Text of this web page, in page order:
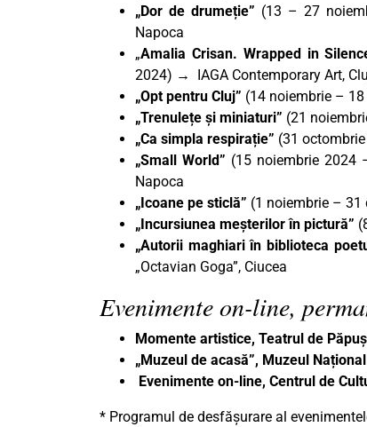
„Dor de drumeție” (13 – 27
Napoca
„Amalia Crisan. Wrapped in
2024) →
IAGA Contemporary Art,
„Opt pentru Cluj” (14 noiembrie –
„Trenulețe și miniaturi” (21
„Ca simpla respirație” (31
„Small World” (15 noiembrie 2024
Napoca
„Icoane pe sticlă” (1 noiembrie –
„Incursiunea meșterilor în pictură”
„Autorii maghiari în biblioteca
„Octavian Goga”, Ciucea
Evenimente on-line,
Momente artistice, Teatrul de
„Muzeul de acasă”, Muzeul
Evenimente on-line, Centrul de
* Programul de desfășurare al